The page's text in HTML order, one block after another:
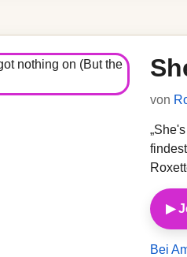
von
▶
Bei